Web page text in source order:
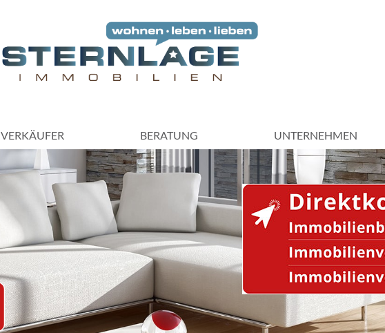
VERKÄUFER BERATUNG UNTERNEHMEN